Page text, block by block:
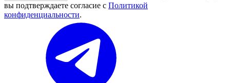
вы подтверждаете согласие с Политикой
конфиденциальности.